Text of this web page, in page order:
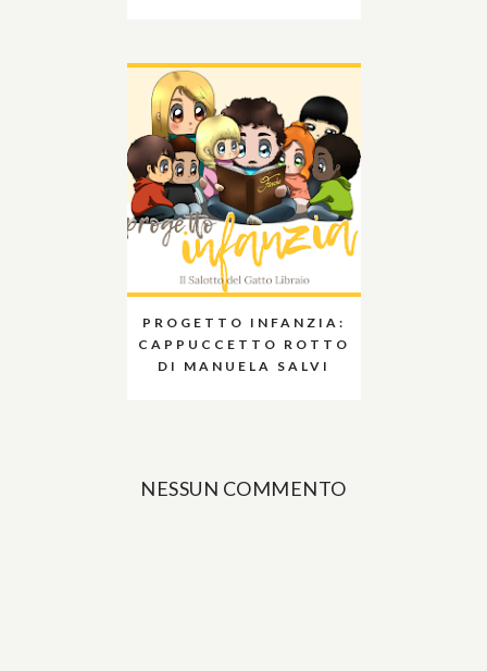
PROGETTO INFANZIA:
CAPPUCCETTO ROTTO
DI MANUELA SALVI
NESSUN COMMENTO